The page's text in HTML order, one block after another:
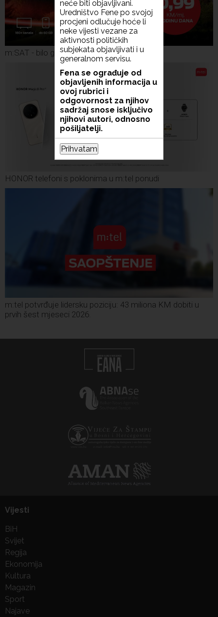
neće biti objavljivani.
Uredništvo Fene po svojoj
procjeni odlučuje hoće li
neke vijesti vezane za
aktivnosti političkih
subjekata objavljivati i u
generalnom servisu.
Fena se ograđuje od
objavljenih informacija u
ovoj rubrici i
odgovornost za njihov
sadržaj snose isključivo
njihovi autori, odnosno
pošiljatelji.
Prihvatam
m:SAT - bilo gdje u BiH
HONOR telefoni s poklonima u m:tel ponudi
m:tel potvrđuje lidersku poziciju: 43 miliona KM dobiti u
prvih šest mjeseci 2026.
Vijesti
BiH
Svijet
Regija
Ekonomija
Kultura
Magazin
Sport
Najave